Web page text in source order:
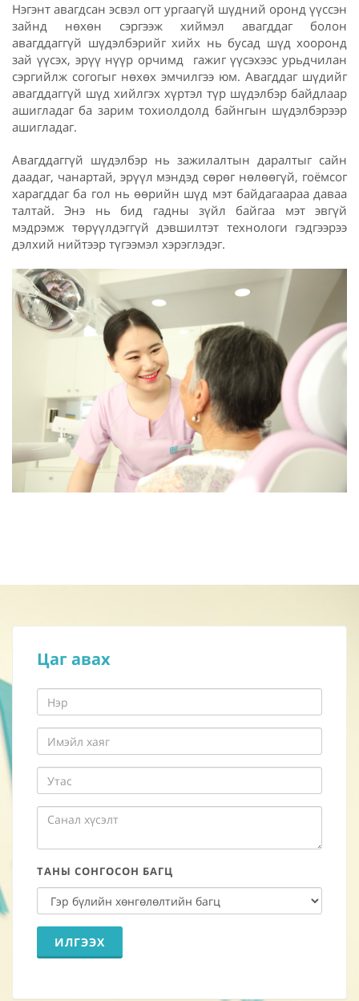
Нэгэнт авагдсан эсвэл огт ургаагүй шүдний оронд үүссэн
зайнд нөхөн сэргээж хиймэл авагддаг болон
авагддаггүй шүдэлбэрийг хийх нь бусад шүд хооронд
зай үүсэх, эрүү нүүр орчимд гажиг үүсэхээс урьдчилан
сэргийлж согогыг нөхөх эмчилгээ юм. Авагддаг шүдийг
авагддаггүй шүд хийлгэх хүртэл түр шүдэлбэр байдлаар
ашигладаг ба зарим тохиолдолд байнгын шүдэлбэрээр
ашигладаг.
Авагддаггүй шүдэлбэр нь зажилалтын даралтыг сайн
даадаг, чанартай, эрүүл мэндэд сөрөг нөлөөгүй, гоёмсог
харагддаг ба гол нь өөрийн шүд мэт байдагаараа даваа
талтай. Энэ нь бид гадны зүйл байгаа мэт эвгүй
мэдрэмж төрүүлдэггүй дэвшилтэт технологи гэдгээрээ
дэлхий нийтээр түгээмэл хэрэглэдэг.
Цаг авах
ТАНЫ СОНГОСОН БАГЦ
ИЛГЭЭХ